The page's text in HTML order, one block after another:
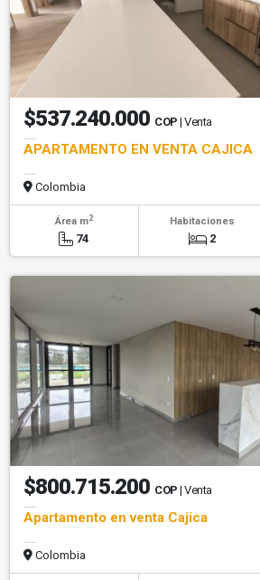
$537.240.000 COP | Venta
APARTAMENTO EN VENTA CAJICA
Colombia
Área m2
74
Habitaciones
2
$800.715.200 COP | Venta
Apartamento en venta Cajica
Colombia